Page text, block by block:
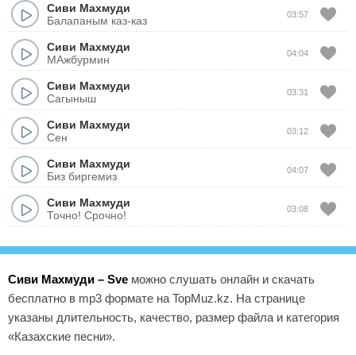
Сиви Махмуди
Балапаным каз-каз
03:57
Сиви Махмуди
МАжбурмин
04:04
Сиви Махмуди
Сагыныш
03:31
Сиви Махмуди
Сен
03:12
Сиви Махмуди
Биз биргемиз
04:07
Сиви Махмуди
Точно! Срочно!
03:08
Сиви Махмуди – Sve можно слушать онлайн и скачать
бесплатно в mp3 формате на TopMuz.kz. На странице
указаны длительность, качество, размер файла и категория
«Казахские песни».